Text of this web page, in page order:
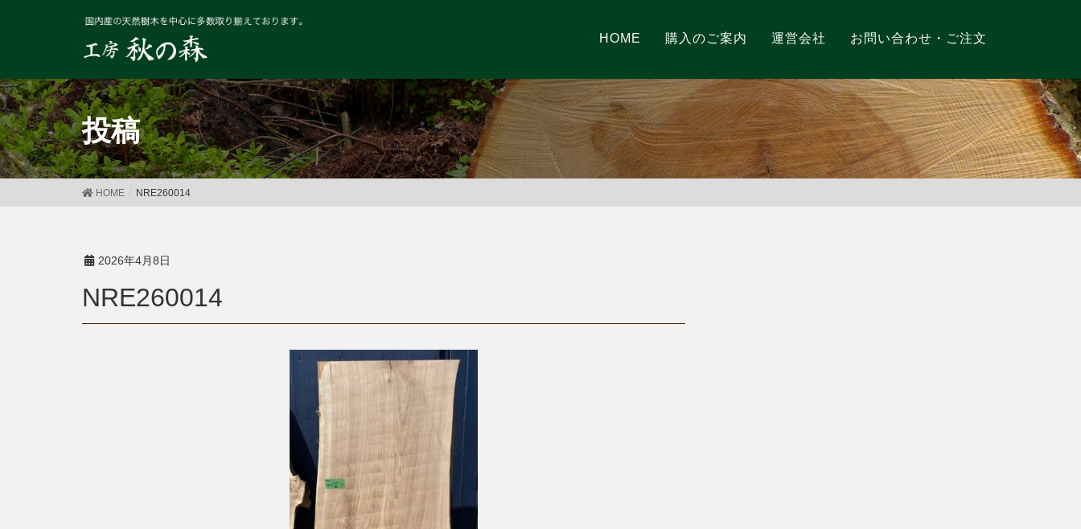
HOME 購入のご案内 運営会社 お問い合わせ・ご注文
投稿
HOME NRE260014
2026年4月8日
NRE260014